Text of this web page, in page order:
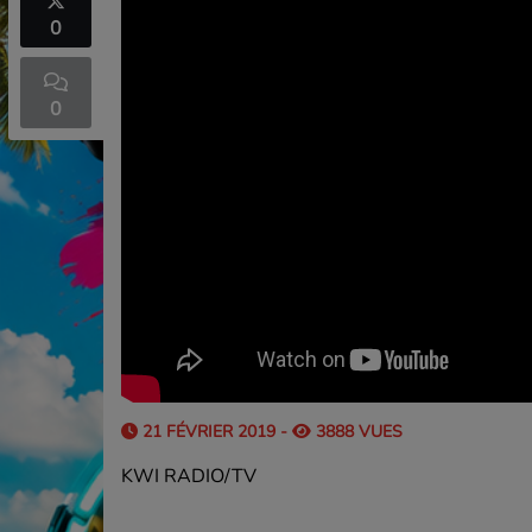
0
0
21 FÉVRIER 2019 - 3888 VUES
KWI RADIO/TV